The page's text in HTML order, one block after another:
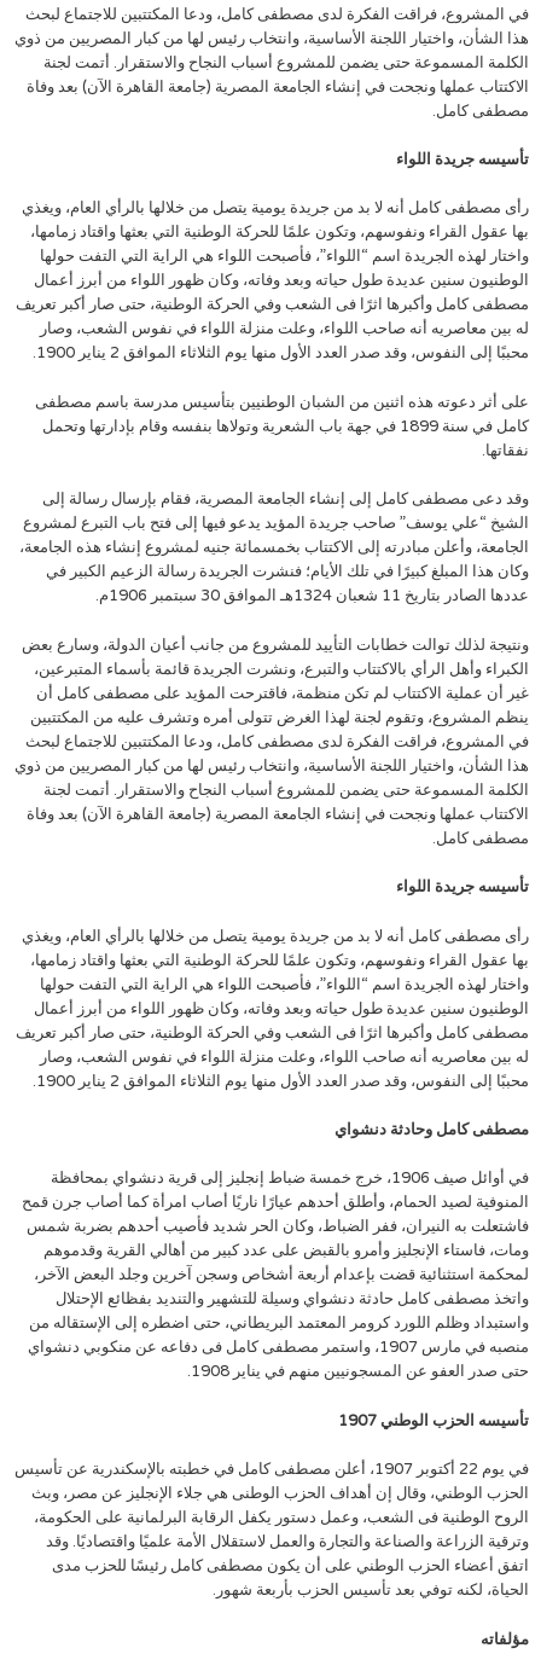
في المشروع، فراقت الفكرة لدى مصطفى كامل، ودعا المكتتبين للاجتماع لبحث
هذا الشأن، واختيار اللجنة الأساسية، وانتخاب رئيس لها من كبار المصريين من ذوي
الكلمة المسموعة حتى يضمن للمشروع أسباب النجاح والاستقرار. أتمت لجنة
الاكتتاب عملها ونجحت في إنشاء الجامعة المصرية (جامعة القاهرة الآن) بعد وفاة
مصطفى كامل.
تأسيسه جريدة اللواء
رأى مصطفى كامل أنه لا بد من جريدة يومية يتصل من خلالها بالرأي العام، ويغذي
بها عقول القراء ونفوسهم، وتكون علمًا للحركة الوطنية التي بعثها واقتاد زمامها،
واختار لهذه الجريدة اسم “اللواء”، فأصبحت اللواء هي الراية التي التفت حولها
الوطنيون سنين عديدة طول حياته وبعد وفاته، وكان ظهور اللواء من أبرز أعمال
مصطفى كامل وأكبرها اثرًا فى الشعب وفي الحركة الوطنية، حتى صار أكبر تعريف
له بين معاصريه أنه صاحب اللواء، وعلت منزلة اللواء في نفوس الشعب، وصار
محببًا إلى النفوس، وقد صدر العدد الأول منها يوم الثلاثاء الموافق 2 يناير 1900.
على أثر دعوته هذه اثنين من الشبان الوطنيين بتأسيس مدرسة باسم مصطفى
كامل في سنة 1899 في جهة باب الشعرية وتولاها بنفسه وقام بإدارتها وتحمل
نفقاتها.
وقد دعى مصطفى كامل إلى إنشاء الجامعة المصرية، فقام بإرسال رسالة إلى
الشيخ “علي يوسف” صاحب جريدة المؤيد يدعو فيها إلى فتح باب التبرع لمشروع
الجامعة، وأعلن مبادرته إلى الاكتتاب بخمسمائة جنيه لمشروع إنشاء هذه الجامعة،
وكان هذا المبلغ كبيرًا في تلك الأيام؛ فنشرت الجريدة رسالة الزعيم الكبير في
عددها الصادر بتاريخ 11 شعبان 1324هـ الموافق 30 سبتمبر 1906م.
ونتيجة لذلك توالت خطابات التأييد للمشروع من جانب أعيان الدولة، وسارع بعض
الكبراء وأهل الرأي بالاكتتاب والتبرع، ونشرت الجريدة قائمة بأسماء المتبرعين،
غير أن عملية الاكتتاب لم تكن منظمة، فاقترحت المؤيد على مصطفى كامل أن
ينظم المشروع، وتقوم لجنة لهذا الغرض تتولى أمره وتشرف عليه من المكتتبين
في المشروع، فراقت الفكرة لدى مصطفى كامل، ودعا المكتتبين للاجتماع لبحث
هذا الشأن، واختيار اللجنة الأساسية، وانتخاب رئيس لها من كبار المصريين من ذوي
الكلمة المسموعة حتى يضمن للمشروع أسباب النجاح والاستقرار. أتمت لجنة
الاكتتاب عملها ونجحت في إنشاء الجامعة المصرية (جامعة القاهرة الآن) بعد وفاة
مصطفى كامل.
تأسيسه جريدة اللواء
رأى مصطفى كامل أنه لا بد من جريدة يومية يتصل من خلالها بالرأي العام، ويغذي
بها عقول القراء ونفوسهم، وتكون علمًا للحركة الوطنية التي بعثها واقتاد زمامها،
واختار لهذه الجريدة اسم “اللواء”، فأصبحت اللواء هي الراية التي التفت حولها
الوطنيون سنين عديدة طول حياته وبعد وفاته، وكان ظهور اللواء من أبرز أعمال
مصطفى كامل وأكبرها اثرًا فى الشعب وفي الحركة الوطنية، حتى صار أكبر تعريف
له بين معاصريه أنه صاحب اللواء، وعلت منزلة اللواء في نفوس الشعب، وصار
محببًا إلى النفوس، وقد صدر العدد الأول منها يوم الثلاثاء الموافق 2 يناير 1900.
مصطفى كامل وحادثة دنشواي
في أوائل صيف 1906، خرج خمسة ضباط إنجليز إلى قرية دنشواي بمحافظة
المنوفية لصيد الحمام، وأطلق أحدهم عيارًا ناريًا أصاب امرأة كما أصاب جرن قمح
فاشتعلت به النيران، ففر الضباط، وكان الحر شديد فأصيب أحدهم بضربة شمس
ومات، فاستاء الإنجليز وأمرو بالقبض على عدد كبير من أهالي القرية وقدموهم
لمحكمة استثنائية قضت بإعدام أربعة أشخاص وسجن آخرين وجلد البعض الآخر،
واتخذ مصطفى كامل حادثة دنشواي وسيلة للتشهير والتنديد بفظائع الإحتلال
واستبداد وظلم اللورد كرومر المعتمد البريطاني، حتى اضطره إلى الإستقاله من
منصبه في مارس 1907، واستمر مصطفى كامل فى دفاعه عن منكوبي دنشواي
حتى صدر العفو عن المسجونيين منهم في يناير 1908.
تأسيسه الحزب الوطني 1907
في يوم 22 أكتوبر 1907، أعلن مصطفى كامل في خطبته بالإسكندرية عن تأسيس
الحزب الوطني، وقال إن أهداف الحزب الوطنى هي جلاء الإنجليز عن مصر، وبث
الروح الوطنية فى الشعب، وعمل دستور يكفل الرقابة البرلمانية على الحكومة،
وترقية الزراعة والصناعة والتجارة والعمل لاستقلال الأمة علميًا واقتصاديًا. وقد
اتفق أعضاء الحزب الوطني على أن يكون مصطفى كامل رئيسًا للحزب مدى
الحياة، لكنه توفي بعد تأسيس الحزب بأربعة شهور.
مؤلفاته